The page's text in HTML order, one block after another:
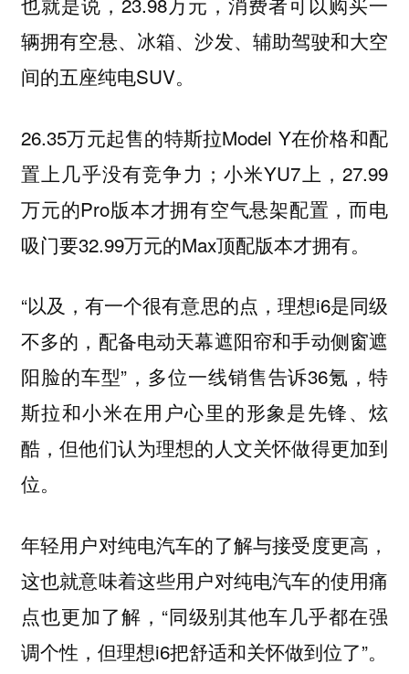
辆拥有空悬、冰箱、沙发、辅助驾驶和大空
间的五座纯电SUV。
26.35万元起售的特斯拉Model Y在价格和配
置上几乎没有竞争力；小米YU7上，27.99
万元的Pro版本才拥有空气悬架配置，而电
吸门要32.99万元的Max顶配版本才拥有。
“以及，有一个很有意思的点，理想i6是同级
不多的，配备电动天幕遮阳帘和手动侧窗遮
阳脸的车型”，多位一线销售告诉36氪，特
斯拉和小米在用户心里的形象是先锋、炫
酷，但他们认为理想的人文关怀做得更加到
位。
年轻用户对纯电汽车的了解与接受度更高，
这也就意味着这些用户对纯电汽车的使用痛
点也更加了解，“同级别其他车几乎都在强
调个性，但理想i6把舒适和关怀做到位了”。